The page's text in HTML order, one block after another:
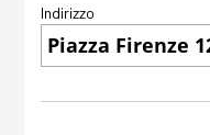
Indirizzo